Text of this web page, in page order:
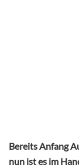
Bereits Anfang
nun ist es im